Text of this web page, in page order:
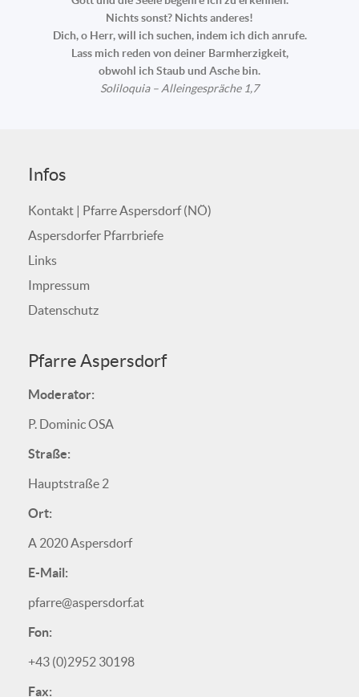
Nichts sonst? Nichts anderes!
Dich, o Herr, will ich suchen, indem ich dich anrufe.
Lass mich reden von deiner Barmherzigkeit,
obwohl ich Staub und Asche bin.
Soliloquia – Alleingespräche 1,7
Infos
Kontakt | Pfarre Aspersdorf (NÖ)
Aspersdorfer Pfarrbriefe
Links
Impressum
Datenschutz
Pfarre Aspersdorf
Moderator:
P. Dominic OSA
Straße:
Hauptstraße 2
Ort:
A 2020 Aspersdorf
E-Mail:
pfarre@aspersdorf.at
Fon:
+43 (0)2952 30198
Fax: